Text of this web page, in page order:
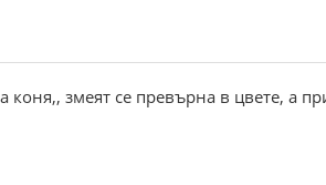
змеят се превърна в цвете, а